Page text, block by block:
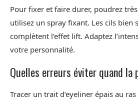
Pour fixer et faire durer, poudrez
utilisez un spray fixant. Les cils bien
complètent l’effet lift. Adaptez
votre personnalité.
Quelles erreurs éviter quand la
Tracer un trait d’eyeliner épais au